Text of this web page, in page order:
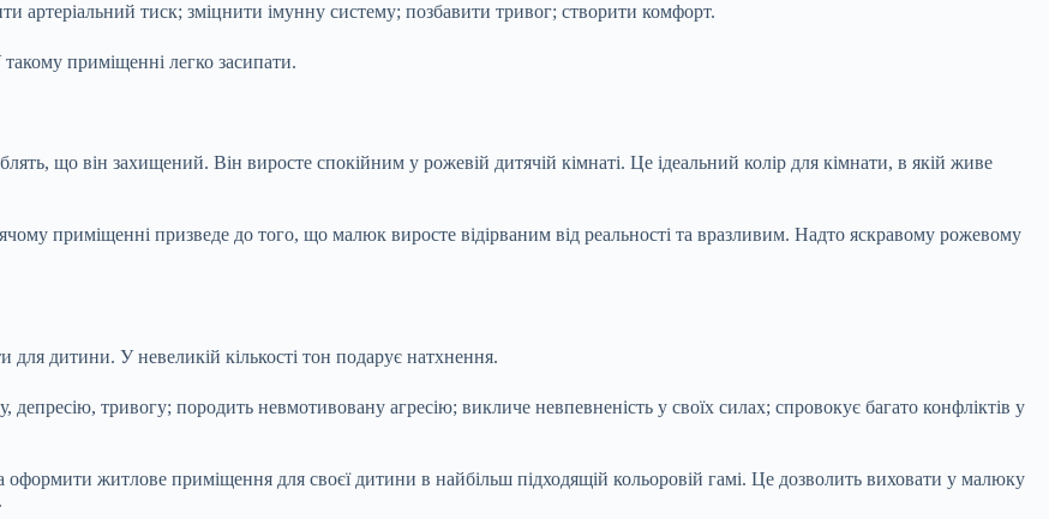
артеріальний тиск; зміцнити імунну систему; позбавити тривог; створити комфорт.
приміщенні легко засипати.
що він захищений. Він виросте спокійним у рожевій дитячій кімнаті. Це ідеальний колір для кімнати, в якій живе
приміщенні призведе до того, що малюк виросте відірваним від реальності та вразливим. Надто яскравому рожевому
дитини. У невеликій кількості тон подарує натхнення.
тривогу; породить невмотивовану агресію; викличе невпевненість у своїх силах; спровокує багато конфліктів у
житлове приміщення для своєї дитини в найбільш підходящій кольоровій гамі. Це дозволить виховати у малюку